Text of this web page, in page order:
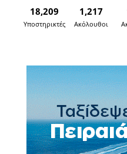
18,209
Υποστηρικτές
1,217
Ακόλουθοι